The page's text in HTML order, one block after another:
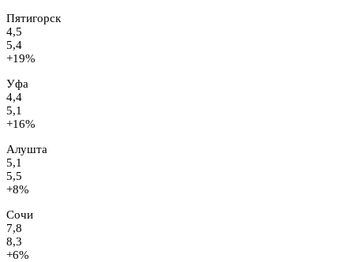
Пятигорск
4,5
5,4
+19%
Уфа
4,4
5,1
+16%
Алушта
5,1
5,5
+8%
Сочи
7,8
8,3
+6%